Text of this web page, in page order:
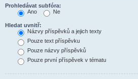
Prohledávat subfóra:
Ano
Ne
Hledat uvnitř:
Názvy příspěvků a jejich texty
Pouze text příspěvku
Pouze názvy příspěvků
Pouze první příspěvek v tématu